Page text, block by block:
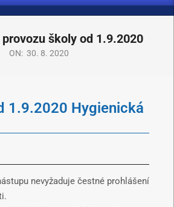
školy od 1.9.2020
ON: 30. 8. 2020
1.9.2020 Hygienická
nevyžaduje čestné prohlášení